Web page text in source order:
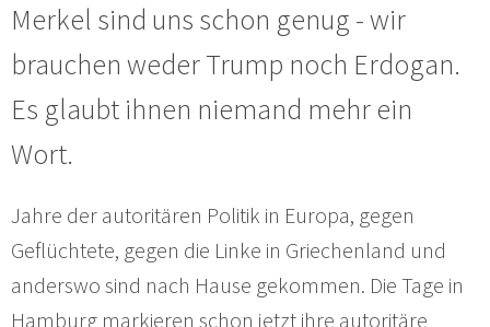
Merkel sind uns schon genug - wir
brauchen weder Trump noch Erdogan.
Es glaubt ihnen niemand mehr ein
Wort.
Jahre der autoritären Politik in Europa, gegen
Geflüchtete, gegen die Linke in Griechenland und
anderswo sind nach Hause gekommen. Die Tage in
Hamburg markieren schon jetzt ihre autoritäre